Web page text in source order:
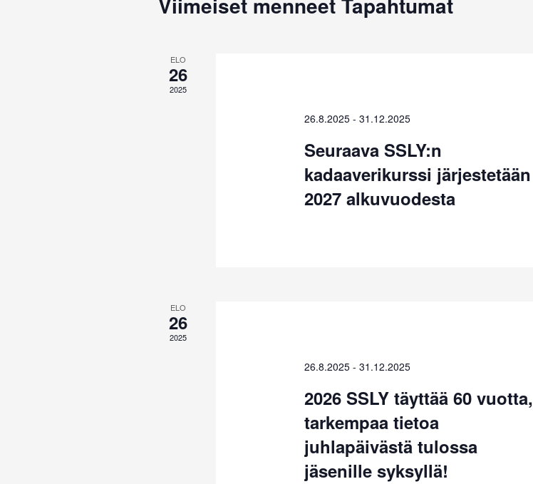
Tapahtumat
ELO
26
2025
26.8.2025- 31.12.2025
Seuraava SSLY:n
kadaaverikurssi järjestetään
2027 alkuvuodesta
ELO
26
2025
26.8.2025- 31.12.2025
2026 SSLY täyttää 60 vuotta,
tarkempaa tietoa
juhlapäivästä tulossa
jäsenille syksyllä!